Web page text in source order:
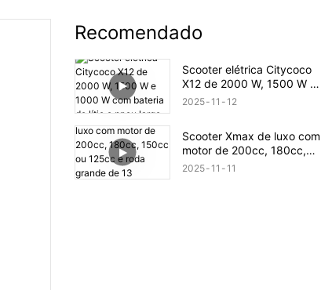
Recomendado
Scooter elétrica Citycoco
X12 de 2000 W, 1500 W e
1000 W com bateria de
2025 11 12
Scooter Xmax de luxo com
motor de 200cc, 180cc,
150cc ou 125cc e roda
2025 11 11